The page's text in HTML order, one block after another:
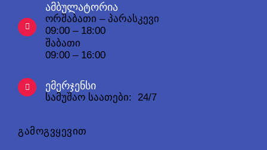
ამბულატორია
ორშაბათი – პარასკევი
09:00 – 18:00
შაბათი
09:00 – 16:00
ემერჯენსი
სამუშაო საათები: 24/7
გამოგვყევით